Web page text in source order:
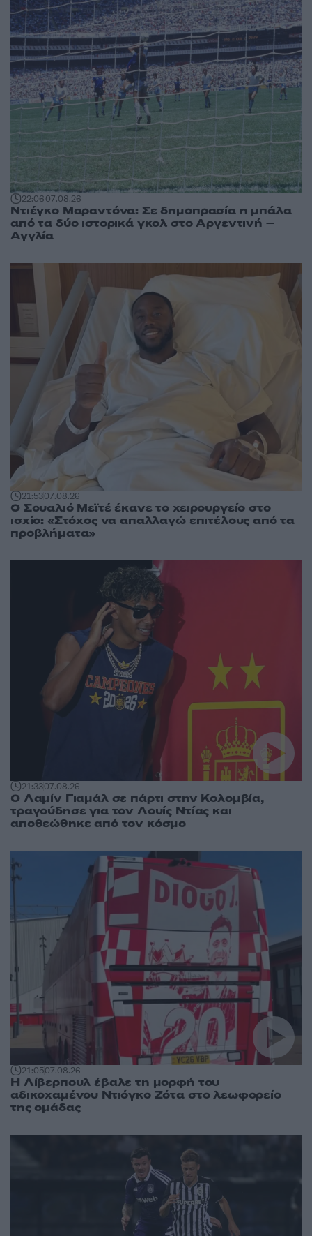
22:0607.08.26
Ντιέγκο Μαραντόνα: Σε δημοπρασία η μπάλα
από τα δύο ιστορικά γκολ στο Αργεντινή –
Αγγλία
21:5307.08.26
Ο Σουαλιό Μεϊτέ έκανε το χειρουργείο στο
ισχίο: «Στόχος να απαλλαγώ επιτέλους από τα
προβλήματα»
21:3307.08.26
Ο Λαμίν Γιαμάλ σε πάρτι στην Κολομβία,
τραγούδησε για τον Λουίς Ντίας και
αποθεώθηκε από τον κόσμο
21:0507.08.26
Η Λίβερπουλ έβαλε τη μορφή του
αδικοχαμένου Ντιόγκο Ζότα στο λεωφορείο
της ομάδας